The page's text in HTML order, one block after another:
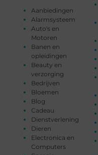
Aanbiedingen
Alarmsysteem
Auto's en
Motoren
Banen en
opleidingen
Beauty en
verzorging
Bedrijven
Bloemen
Blog
Cadeau
Dienstverlening
Dieren
Electronica en
Computers